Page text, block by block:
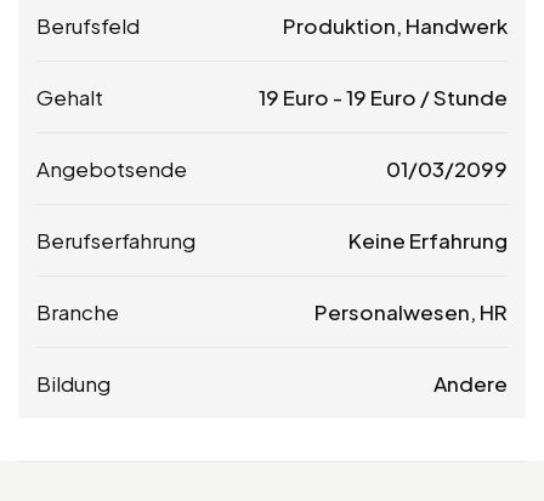
Berufsfeld Produktion, Handwerk
Gehalt 19 Euro -19 Euro / Stunde
Angebotsende 01/03/2099
Berufserfahrung Keine Erfahrung
Branche Personalwesen, HR
Bildung Andere